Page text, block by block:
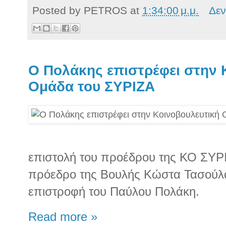
Posted by PETROS at 1:34:00 μ.μ.
Ο Πολάκης επιστρέφει στην
Ομάδα του ΣΥΡΙΖΑ
επιστολή του προέδρου της ΚΟ
πρόεδρο της Βουλής Κώστα
επιστροφή του Παύλου Πολάκη.
Read more »